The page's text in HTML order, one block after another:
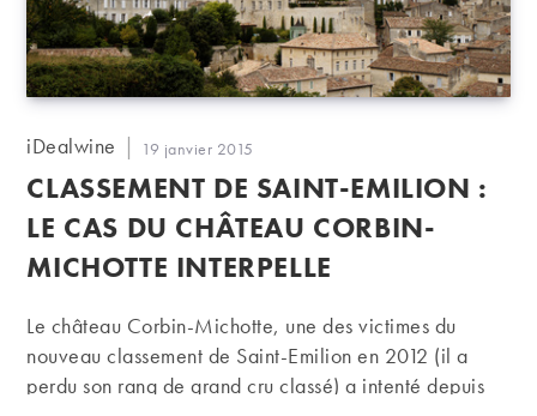
Auteur/autrice
la
publication :
iDealwine
Publication
publiée :
19 janvier 2015
CLASSEMENT DE SAINT-EMILION :
LE CAS DU CHÂTEAU CORBIN-
MICHOTTE INTERPELLE
Le château Corbin-Michotte, une des victimes du
nouveau classement de Saint-Emilion en 2012 (il a
perdu son rang de grand cru classé) a intenté depuis